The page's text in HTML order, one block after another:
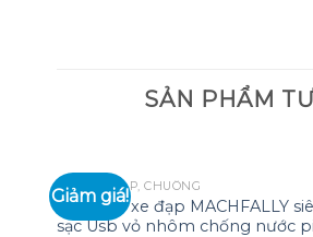
SẢN PHẨM
Giảm giá!
ĐÈN XE ĐẠP, CHUÔNG
Đèn pha xe đạp MACHFALLY
sạc Usb vỏ nhôm chống nước